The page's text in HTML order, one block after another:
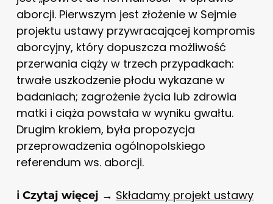
aborcji. Pierwszym jest złożenie w Sejmie
projektu ustawy przywracającej kompromis
aborcyjny, który dopuszcza możliwość
przerwania ciąży w trzech przypadkach:
trwałe uszkodzenie płodu wykazane w
badaniach; zagrożenie życia lub zdrowia
matki i ciąża powstała w wyniku gwałtu.
Drugim krokiem, była propozycja
przeprowadzenia ogólnopolskiego
referendum ws. aborcji.
ℹ️ Czytaj więcej → Składamy projekt ustawy